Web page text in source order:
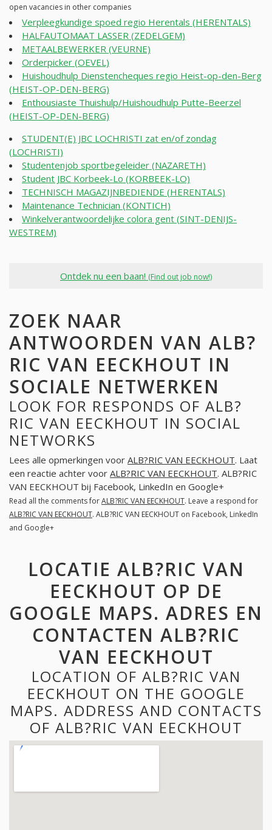
open vacancies in other companies
Verpleegkundige spoed regio Herentals (HERENTALS)
HALFAUTOMAAT LASSER (ZEDELGEM)
METAALBEWERKER (VEURNE)
Orderpicker (OEVEL)
Huishoudhulp Dienstencheques regio Heist-op-den-Berg
(HEIST-OP-DEN-BERG)
Enthousiaste Thuishulp/Huishoudhulp Putte-Beerzel
(HEIST-OP-DEN-BERG)
STUDENT(E) JBC LOCHRISTI zat en/of zondag
(LOCHRISTI)
Studentenjob sportbegeleider (NAZARETH)
Student JBC Korbeek-Lo (KORBEEK-LO)
TECHNISCH MAGAZIJNBEDIENDE (HERENTALS)
Maintenance Technician (KONTICH)
Winkelverantwoordelijke colora gent (SINT-DENIJS-
WESTREM)
Ontdek nu een baan! (Find out job now!)
ZOEK NAAR
ANTWOORDEN VAN ALB?
RIC VAN EECKHOUT IN
SOCIALE NETWERKEN
LOOK FOR RESPONDS OF ALB?
RIC VAN EECKHOUT IN SOCIAL
NETWORKS
Lees alle opmerkingen voor ALB?RIC VAN EECKHOUT. Laat
een reactie achter voor ALB?RIC VAN EECKHOUT. ALB?RIC
VAN EECKHOUT bij Facebook, LinkedIn en Google+
Read all the comments forALB?RIC VAN EECKHOUT. Leave a respond for
ALB?RIC VAN EECKHOUT. ALB?RIC VAN EECKHOUT on Facebook, LinkedIn
and Google+
LOCATIE ALB?RIC VAN
EECKHOUT OP DE
GOOGLE MAPS. ADRES EN
CONTACTEN ALB?RIC
VAN EECKHOUT
LOCATION OF ALB?RIC VAN
EECKHOUT ON THE GOOGLE
MAPS. ADDRESS AND CONTACTS
OF ALB?RIC VAN EECKHOUT